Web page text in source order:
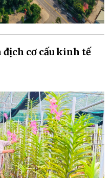
địch cơ cấu kinh tế